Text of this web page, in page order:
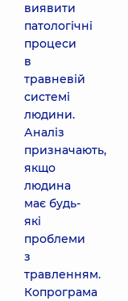
виявити
патологічні
процеси
в
травневій
системі
людини.
Аналіз
призначають,
якщо
людина
має будь-
які
проблеми
з
травленням.
Копрограма